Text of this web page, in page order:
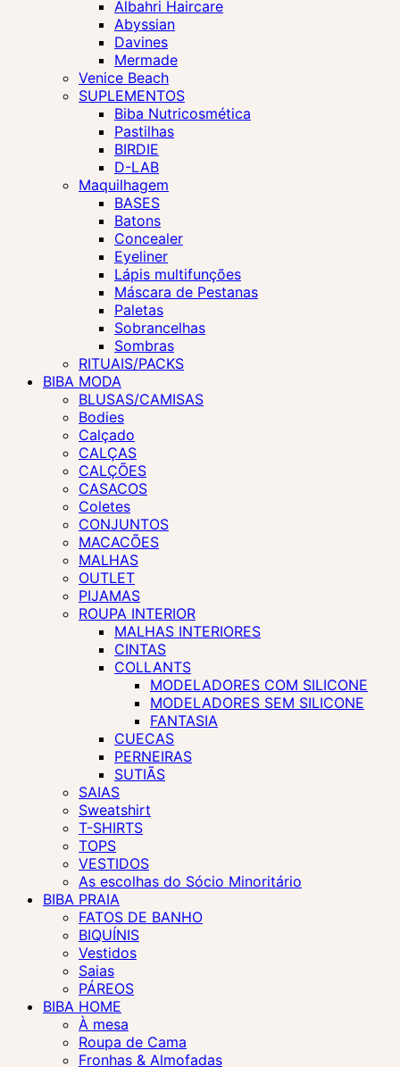
Albahri Haircare
Abyssian
Davines
Mermade
Venice Beach
SUPLEMENTOS
Biba Nutricosmética
Pastilhas
BIRDIE
D-LAB
Maquilhagem
BASES
Batons
Concealer
Eyeliner
Lápis multifunções
Máscara de Pestanas
Paletas
Sobrancelhas
Sombras
RITUAIS/PACKS
BIBA MODA
BLUSAS/CAMISAS
Bodies
Calçado
CALÇAS
CALÇÕES
CASACOS
Coletes
CONJUNTOS
MACACÕES
MALHAS
OUTLET
PIJAMAS
ROUPA INTERIOR
MALHAS INTERIORES
CINTAS
COLLANTS
MODELADORES COM SILICONE
MODELADORES SEM SILICONE
FANTASIA
CUECAS
PERNEIRAS
SUTIÃS
SAIAS
Sweatshirt
T-SHIRTS
TOPS
VESTIDOS
As escolhas do Sócio Minoritário
BIBA PRAIA
FATOS DE BANHO
BIQUÍNIS
Vestidos
Saias
PÁREOS
BIBA HOME
À mesa
Roupa de Cama
Fronhas & Almofadas